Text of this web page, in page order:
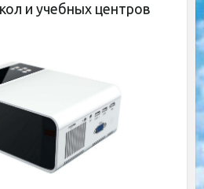
и учебных центров